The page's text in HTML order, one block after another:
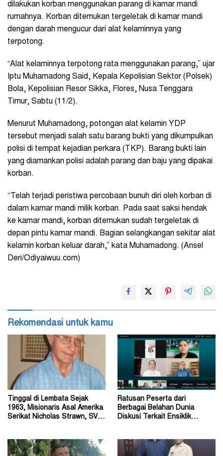
dilakukan korban menggunakan parang di kamar mandi
rumahnya. Korban ditemukan tergeletak di kamar mandi
dengan darah mengucur dari alat kelaminnya yang
terpotong.
“Alat kelaminnya terpotong rata menggunakan parang,” ujar
Iptu Muhamadong Said, Kepala Kepolisian Sektor (Polsek)
Bola, Kepolisian Resor Sikka, Flores, Nusa Tenggara
Timur, Sabtu (11/2).
Menurut Muhamadong, potongan alat kelamin YDP
tersebut menjadi salah satu barang bukti yang dikumpulkan
polisi di tempat kejadian perkara (TKP). Barang bukti lain
yang diamankan polisi adalah parang dan baju yang dipakai
korban.
“Telah terjadi peristiwa percobaan bunuh diri oleh korban di
dalam kamar mandi milik korban. Pada saat saksi hendak
ke kamar mandi, korban ditemukan sudah tergeletak di
depan pintu kamar mandi. Bagian selangkangan sekitar alat
kelamin korban keluar darah,” kata Muhamadong. (Ansel
Deri/Odiyaiwuu.com)
Rekomendasi untuk kamu
Tinggal di Lembata Sejak
1963, Misionaris Asal Amerika
Serikat Nicholas Strawn, SVD
Ratusan Peserta dari
Berbagai Belahan Dunia
Diskusi Terkait Ensiklik